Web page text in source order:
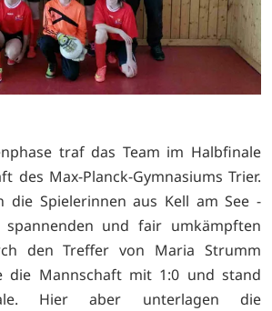
traf das Team im Halbfinale
des Max-Planck-Gymnasiums Trier.
die Spielerinnen aus Kell am See -
und fair umkämpften
den Treffer von Maria Strumm
die Mannschaft mit 1:0 und stand
Hier aber unterlagen die